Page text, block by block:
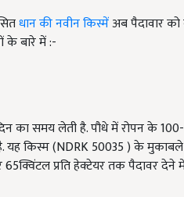
धान की नवीन किस्मेंअब पैदावार को
के बारे में :-
का समय लेती है. पौधे में रोपन के
है. यह किस्म (NDRK 50035 ) के
प्रति हेक्टेयर तक पैदावर